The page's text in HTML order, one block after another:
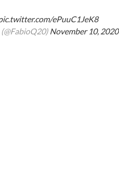
ePuuC1JeK8
November 10, 2020